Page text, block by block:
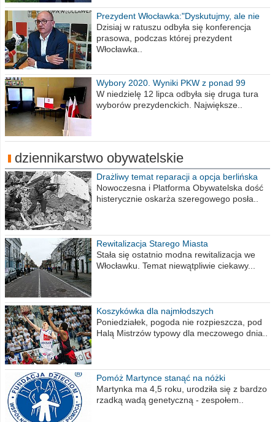
Prezydent Włocławka:"Dyskutujmy, ale nie
obrażajmy się”
Dzisiaj w ratuszu odbyła się konferencja
prasowa, podczas której prezydent
Włocławka..
Wybory 2020. Wyniki PKW z ponad 99
procent obwodów
W niedzielę 12 lipca odbyła się druga tura
wyborów prezydenckich. Największe..
dziennikarstwo obywatelskie
Drażliwy temat reparacji a opcja berlińska
Nowoczesna i Platforma Obywatelska dość
histerycznie oskarża szeregowego posła..
Rewitalizacja Starego Miasta
Stała się ostatnio modna rewitalizacja we
Włocławku. Temat niewątpliwie ciekawy...
Koszykówka dla najmłodszych
Poniedziałek, pogoda nie rozpieszcza, pod
Halą Mistrzów typowy dla meczowego dnia..
Pomóż Martynce stanąć na nóżki
Martynka ma 4,5 roku, urodziła się z bardzo
rzadką wadą genetyczną - zespołem..